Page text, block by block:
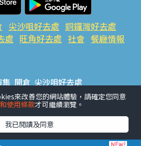
尖沙咀好去處 銅鑼灣好去處
處 旺角好去處 社會 餐廳情報
集 開倉 尖沙咀好去處
處 荃灣好去處 旺角好去處 社會
動推介 #美食社群熱話
來改善您的網站體驗，請確定您同意
使用條款才可繼續瀏覽。
我已閱讀及同意